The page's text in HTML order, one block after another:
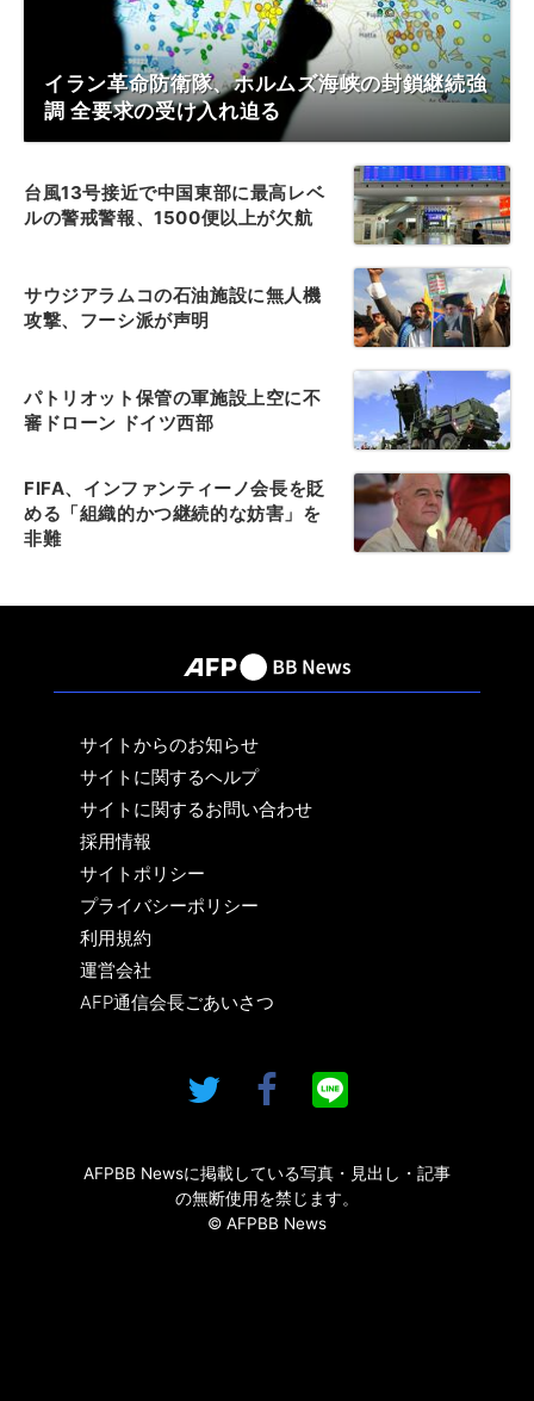
イラン革命防衛隊、ホルムズ海峡の封鎖継続強
調 全要求の受け入れ迫る
台風13号接近で中国東部に最高レベ
ルの警戒警報、1500便以上が欠航
サウジアラムコの石油施設に無人機
攻撃、フーシ派が声明
パトリオット保管の軍施設上空に不
審ドローン ドイツ西部
FIFA、インファンティーノ会長を貶
める「組織的かつ継続的な妨害」を
非難
サイトからのお知らせ
サイトに関するヘルプ
サイトに関するお問い合わせ
採用情報
サイトポリシー
プライバシーポリシー
利用規約
運営会社
AFP通信会長ごあいさつ
AFPBB Newsに掲載している写真・見出し・記事
の無断使用を禁じます。
© AFPBB News